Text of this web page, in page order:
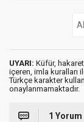
UYARI: Küfür,
içeren, imla kuralları
Türkçe karakter
onaylanmamaktadır.
1 Yorum